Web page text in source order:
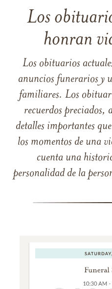
Los
honran
Los obituarios
anuncios funerarios y
familiares. Los
recuerdos preciados,
detalles importantes
los momentos de una
cuenta una
personalidad de la